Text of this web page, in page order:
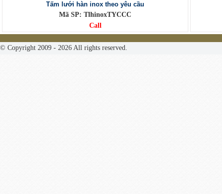
Tấm lưới hàn inox theo yêu cầu
Mã SP: TlhinoxTYCCC
Call
© Copyright 2009 - 2026 All rights reserved.